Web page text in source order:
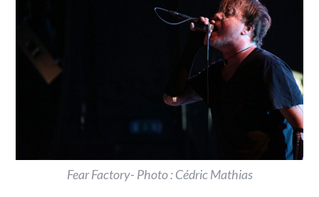
Fear Factory- Photo : Cédric Mathias